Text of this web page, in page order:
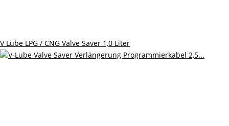
V Lube LPG / CNG Valve Saver 1,0 Liter